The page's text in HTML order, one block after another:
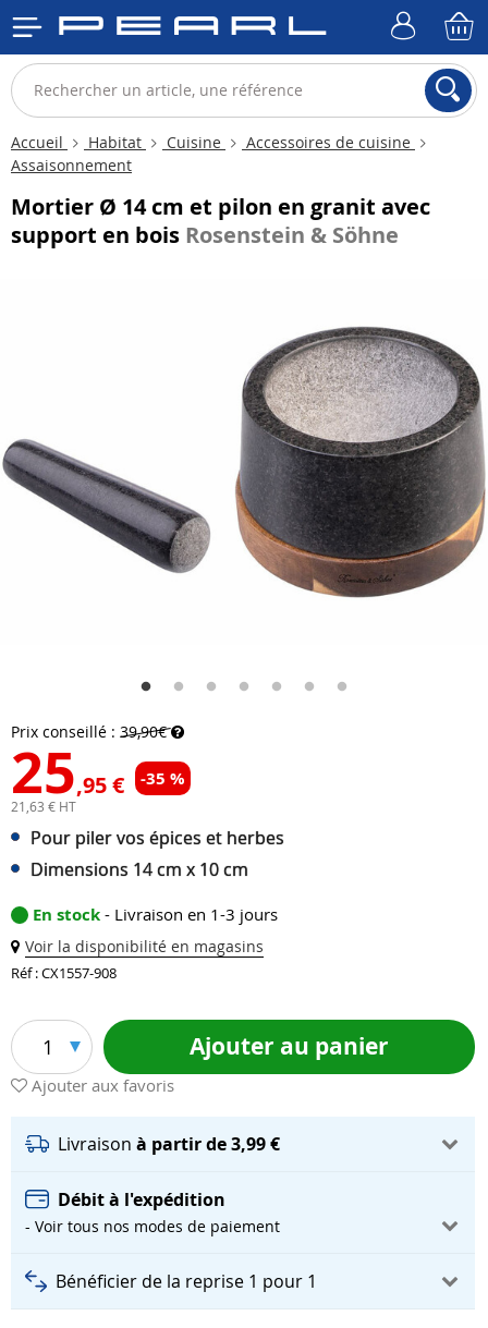
Accueil Habitat Cuisine
Accessoires de cuisine
Assaisonnement
Mortier Ø 14 cm et pilon en granit avec
support en bois Rosenstein & Söhne
Prix conseillé : 39,90€
25,95 € -35 %
21,63 € HT
Pour piler vos épices et herbes
Dimensions 14 cm x 10 cm
En stock - Livraison en 1-3 jours
Voir la disponibilité en magasins
Réf : CX1557-908
1 Ajouter au panier
Ajouter aux favoris
Livraison à partir de 3,99 €
Débit à l'expédition
- Voir tous nos modes de paiement
Bénéficier de la reprise 1 pour 1